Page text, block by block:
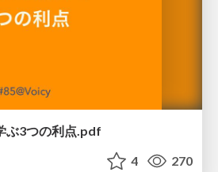
ぶ3つの利点.pdf
4 270